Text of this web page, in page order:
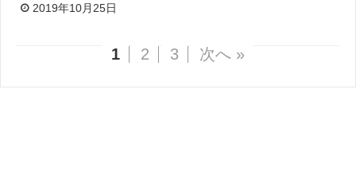
2019年10月25日
1 2 3 次へ »